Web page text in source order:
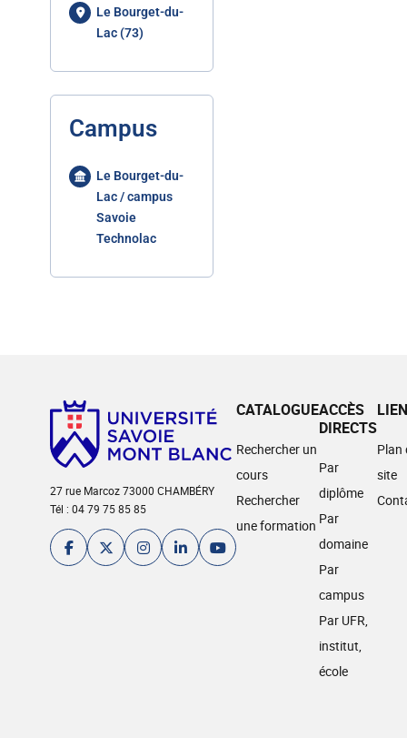
Le Bourget-du-
Lac (73)
Campus
Le Bourget-du-
Lac / campus
Savoie
Technolac
27 rue Marcoz 73000 CHAMBÉRY
Tél : 04 79 75 85 85
CATALOGUE
Rechercher un
cours
Rechercher
une formation
ACCÈS
DIRECTS
Par
diplôme
Par
domaine
Par
campus
Par UFR,
institut,
école
Plan
site